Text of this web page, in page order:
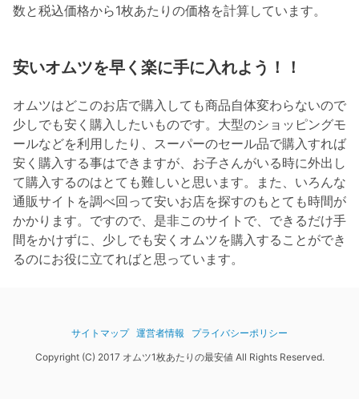
数と税込価格から1枚あたりの価格を計算しています。
安いオムツを早く楽に手に入れよう！！
オムツはどこのお店で購入しても商品自体変わらないので
少しでも安く購入したいものです。大型のショッピングモ
ールなどを利用したり、スーパーのセール品で購入すれば
安く購入する事はできますが、お子さんがいる時に外出し
て購入するのはとても難しいと思います。また、いろんな
通販サイトを調べ回って安いお店を探すのもとても時間が
かかります。ですので、是非このサイトで、できるだけ手
間をかけずに、少しでも安くオムツを購入することができ
るのにお役に立てればと思っています。
サイトマップ 運営者情報
プライバシーポリシー
Copyright (C) 2017 オムツ1枚あたりの最安値 All Rights Reserved.